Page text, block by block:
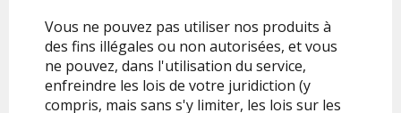
Vous ne pouvez pas utiliser nos produits à
des fins illégales ou non autorisées, et vous
ne pouvez, dans l'utilisation du service,
enfreindre les lois de votre juridiction (y
compris, mais sans s'y limiter, les lois sur les